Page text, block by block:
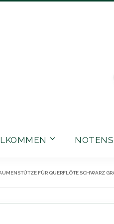
FÜR QUERFLÖTE SCHWARZ